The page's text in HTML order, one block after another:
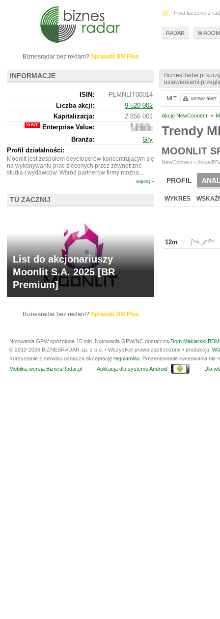
BiznesRadar.pl
ustawieniami
Akcje NewConnect •
Trendy
MOONLIT
NewConnect - Akcje/
PROFIL
BR LAB
WYKRES
12m
MLT: ustaw alert
Biznesradar bez reklam? Sprawdź BR Plus
INFORMACJE
ISIN:
PLMNLIT00014
Liczba akcji:
9 520 002
Kapitalizacja:
2 856 001
Enterprise Value:
3
204
001
Branża:
Gry
Profil działalności:
Moonlit jest zespołem developerów koncentrującym się
na wykonywaniu prac zleconych przez zewnętrzne
studia i wydawców. Wśród partnerów firmy można...
więcej »
TU ZACZNIJ
List do akcjonariuszy
Moonlit S.A. 2025 [BR
Premium]
Biznesradar bez reklam? Sprawdź BR Plus
Trwa łączenie z
RADAR
Notowania GPW opóźnione 15 min. Notowania GPW/NC dostarcza Dom Maklerski
© 2010-2026 BIZNESRADAR sp. z o.o. • Wszystkie prawa zastrzeżone • produkcja:
Korzystanie z serwisu oznacza akceptację regulaminu . Prezentowanie kwotowania
Mobilna wersja BiznesRadar.pl
Aplikacja dla systemu Android Dla